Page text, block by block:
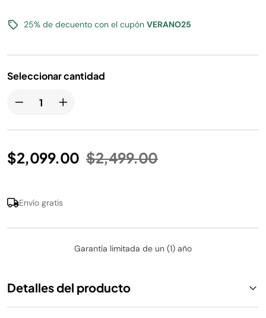
25% de decuento con el cupón VERANO25
Seleccionar cantidad
$2,099.00 Precio reducido de
$2,499.00a
Envío gratis
Garantía limitada de un (1) año
Detalles del producto